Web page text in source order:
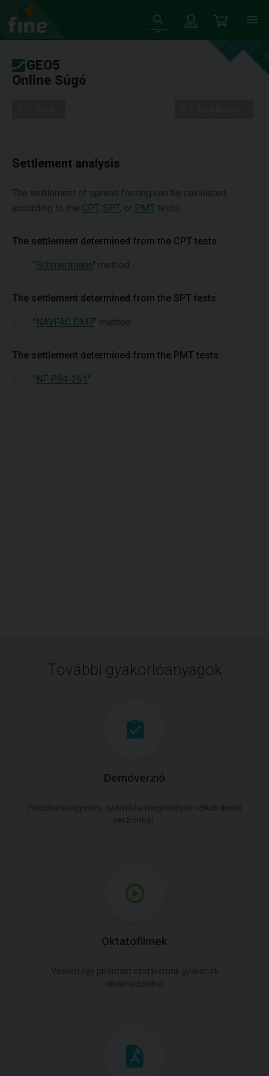
GEO5
Online Súgó
Settlement analysis
The settlement of spread footing can be calculated
according to the CPT, SPT, or PMT tests.
The settlement determined from the CPT tests
"Schmertmann" method
The settlement determined from the SPT tests
"NAVFAC DM7" method
The settlement determined from the PMT tests
"NF P94-261 "
További gyakorlóanyagok
Demóverzió
Oktatófilmek